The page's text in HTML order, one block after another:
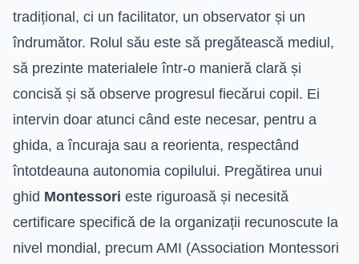
tradițional, ci un facilitator, un observator și un
îndrumător. Rolul său este să pregătească mediul,
să prezinte materialele într-o manieră clară și
concisă și să observe progresul fiecărui copil. Ei
intervin doar atunci când este necesar, pentru a
ghida, a încuraja sau a reorienta, respectând
întotdeauna autonomia copilului. Pregătirea unui
ghid Montessori este riguroasă și necesită
certificare specifică de la organizații recunoscute la
nivel mondial, precum AMI (Association Montessori